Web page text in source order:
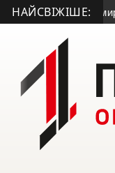
НАЙСВІЖІШЕ:
Володимира Дроня